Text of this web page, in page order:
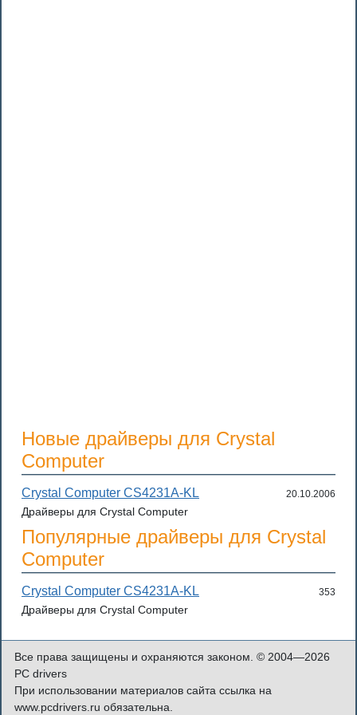
Новые драйверы для Crystal
Computer
Crystal Computer CS4231A-KL 20.10.2006
Драйверы для Crystal Computer
Популярные драйверы для Crystal
Computer
Crystal Computer CS4231A-KL 353
Драйверы для Crystal Computer
Все права защищены и охраняются законом. © 2004—2026
PC drivers
При использовании материалов сайта ссылка на
www.pcdrivers.ru обязательна.